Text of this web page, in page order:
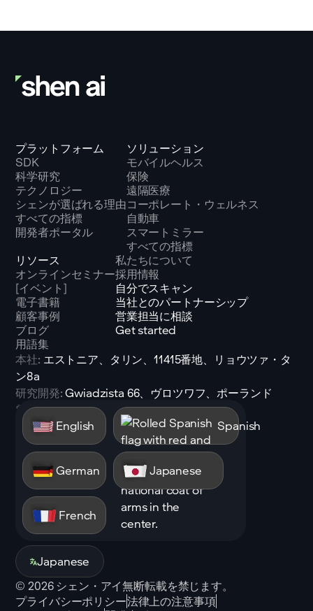
プラットフォーム
SDK
科学研究
テクノロジー
シェンが選ばれる理由
すべての指標
開発者ポータル
ソリューション
モバイルヘルス
保険
遠隔医療
コーポレート・ウェルネス
自動車
スマートミラー
すべての指標
リソース
オンラインセミナー
[イベント]
電子書籍
顧客事例
ブログ
用語集
私たちについて
採用情報
自分でスキャン
当社とのパートナーシップ
営業担当に相談
Get started
本社: エストニア、タリン、11415番地、リョウツァ・タ
ン8a
研究開発:Gwiadzista 66、ヴロツワフ、ポーランド
電子メール:sales@shen.ai
LinkedIn
フォロー
English Spanish
German Japanese
French
Japanese
©2026シェン・アイ無断転載を禁じます。
プライバシーポリシー法律上の注意事項